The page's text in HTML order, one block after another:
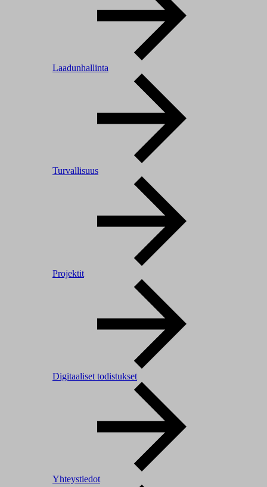
Laadunhallinta
Turvallisuus
Projektit
Digitaaliset todistukset
Yhteystiedot